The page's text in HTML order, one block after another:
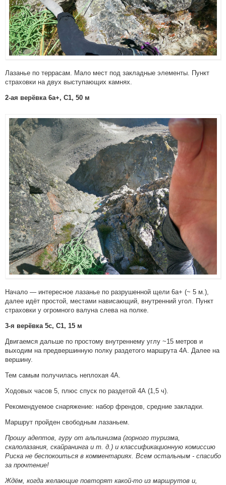
Лазанье по террасам. Мало мест под закладные элементы. Пункт
страховки на двух выступающих камнях.
2-ая верёвка 6a+, C1, 50 м
Начало — интересное лазанье по разрушенной щели 6a+ (~ 5 м.),
далее идёт простой, местами нависающий, внутренний угол. Пункт
страховки у огромного валуна слева на полке.
3-я верёвка 5с, С1, 15 м
Двигаемся дальше по простому внутреннему углу ~15 метров и
выходим на предвершинную полку раздетого маршрута 4А. Далее на
вершину.
Тем самым получилась неплохая 4А.
Ходовых часов 5, плюс спуск по раздетой 4А (1,5 ч).
Рекомендуемое снаряжение: набор френдов, средние закладки.
Маршрут пройден свободным лазаньем.
Прошу адептов, гуру от альпинизма (горного туризма,
скалолазания, скайранинга и т. д.) и классификационную комиссию
Риска не беспокоиться в комментариях. Всем остальным - спасибо
за прочтение!
Ждём, когда желающие повторят какой-то из маршрутов и,